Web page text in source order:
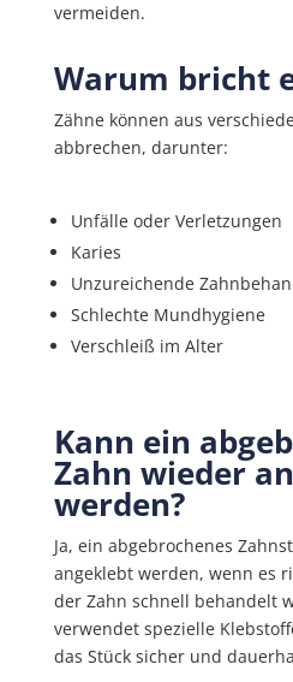
vermeiden.
Warum bricht
Zähne können aus
abbrechen, darunter:
Unfälle oder Verletzungen
Karies
Unzureichende
Schlechte Mundhygiene
Verschleiß im Alter
Kann ein
Zahn wieder
werden?
Ja, ein abgebrochenes
angeklebt werden, wenn es
der Zahn schnell behandelt
verwendet spezielle
das Stück sicher und